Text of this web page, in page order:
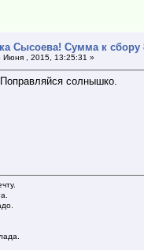
Сысоева! Сумма к сбору
, 2015, 13:25:31 »
солнышко.